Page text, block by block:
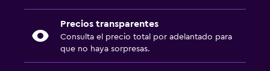
Precios transparentes
Consulta el precio total por adelantado para
que no haya sorpresas.